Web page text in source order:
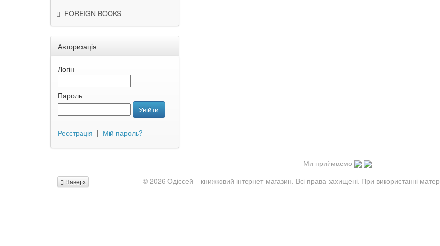
FOREIGN BOOKS
Авторизація
Логін
Пароль
Увійти
Реєстрація | Мій пароль?
Ми приймаємо
Наверх © 2026 Одіссей – книжковий інтернет-магазин. Всі права захищені. При використанні